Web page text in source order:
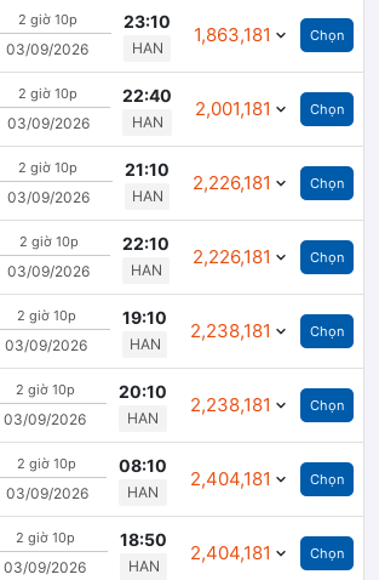
2 giờ 10p
03/09/2026
23:10
HAN
1,863,181 Chọn
2 giờ 10p
03/09/2026
22:40
HAN
2,001,181 Chọn
2 giờ 10p
03/09/2026
21:10
HAN
2,226,181 Chọn
2 giờ 10p
03/09/2026
22:10
HAN
2,226,181 Chọn
2 giờ 10p
03/09/2026
19:10
HAN
2,238,181 Chọn
2 giờ 10p
03/09/2026
20:10
HAN
2,238,181 Chọn
2 giờ 10p
03/09/2026
08:10
HAN
2,404,181 Chọn
2 giờ 10p
03/09/2026
18:50
HAN
2,404,181 Chọn